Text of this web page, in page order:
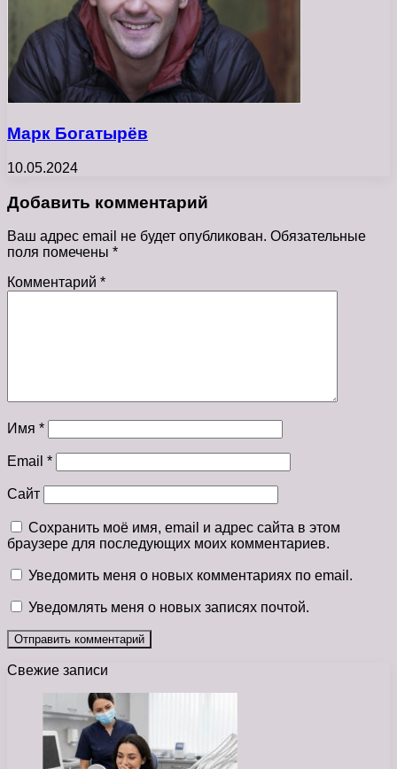
Марк Богатырёв
10.05.2024
Добавить комментарий
Ваш адрес email не будет опубликован. Обязательные
поля помечены *
Комментарий *
Имя *
Email *
Сайт
Сохранить моё имя, email и адрес сайта в этом
браузере для последующих моих комментариев.
Уведомить меня о новых комментариях по email.
Уведомлять меня о новых записях почтой.
Свежие записи